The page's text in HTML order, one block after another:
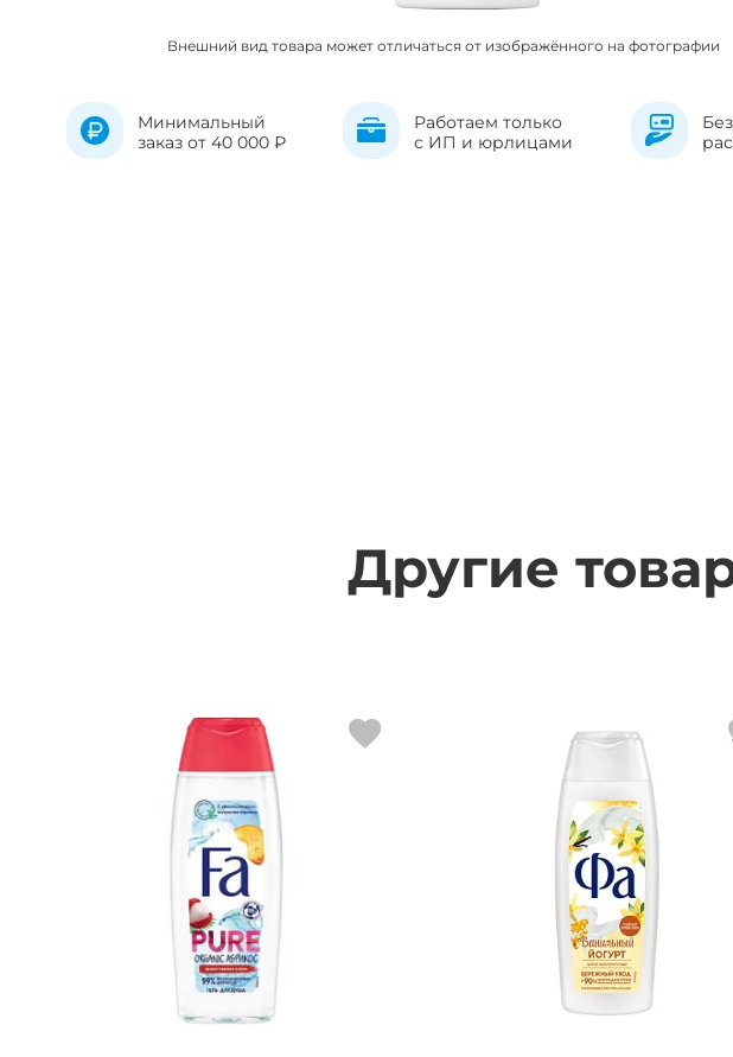
Внешний вид товара может отличаться от изображённого на фотографии
Минимальный
заказ от 40 000 ₽
Работаем только
с ИП и юрлицами
Другие